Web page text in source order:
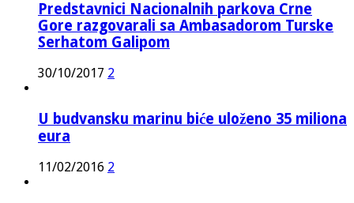
Predstavnici Nacionalnih parkova Crne
Gore razgovarali sa Ambasadorom Turske
Serhatom Galipom
30/10/2017 2
U budvansku marinu biće uloženo 35 miliona
eura
11/02/2016 2